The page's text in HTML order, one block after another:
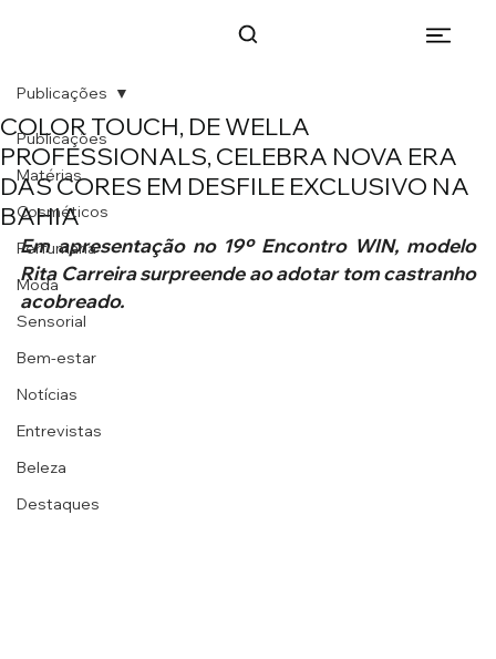
Publicações
Matérias
Cosméticos
Perfumaria
Moda
Sensorial
Bem-estar
Notícias
Entrevistas
Beleza
Destaques
Publicações
COLOR TOUCH, DE WELLA
PROFESSIONALS, CELEBRA NOVA ERA
DAS CORES EM DESFILE EXCLUSIVO NA
BAHIA
Em apresentação no 19º Encontro WIN, modelo
Rita Carreira surpreende ao adotar tom castranho
acobreado.